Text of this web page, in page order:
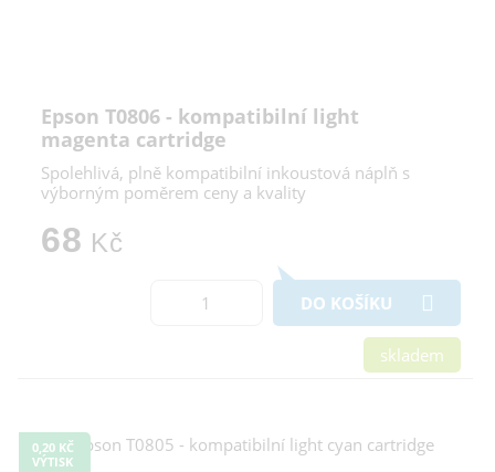
Epson T0806 - kompatibilní light
magenta cartridge
Spolehlivá, plně kompatibilní inkoustová náplň s
výborným poměrem ceny a kvality
68 Kč
DO KOŠÍKU
skladem
0,20 KČ
VÝTISK